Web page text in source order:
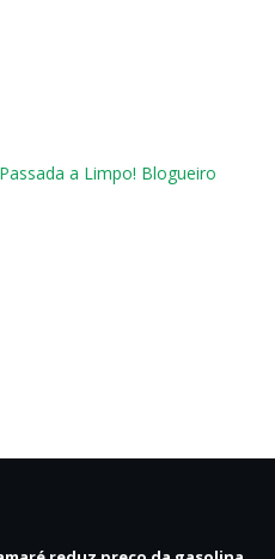
a Limpo! Blogueiro